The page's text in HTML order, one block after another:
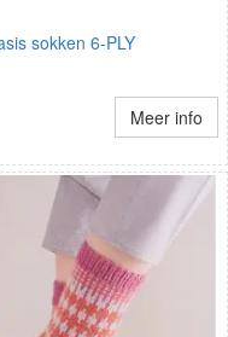
sokken 6-PLY
Meer info